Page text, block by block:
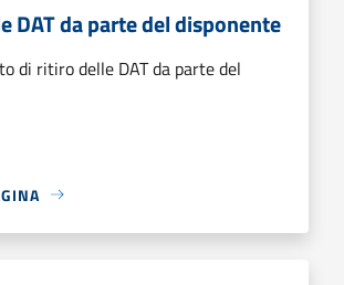
DAT da parte del disponente
di ritiro delle DAT da parte del